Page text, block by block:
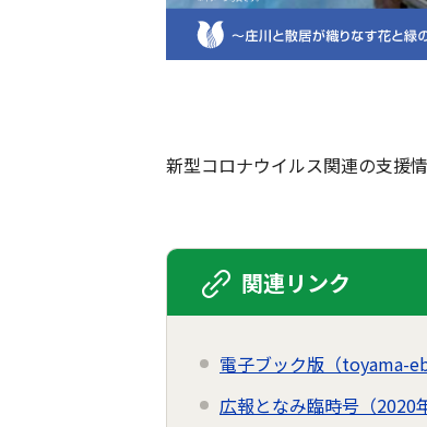
新型コロナウイルス関連の支援
関連リンク
電子ブック版（toyama-
広報となみ臨時号（2020